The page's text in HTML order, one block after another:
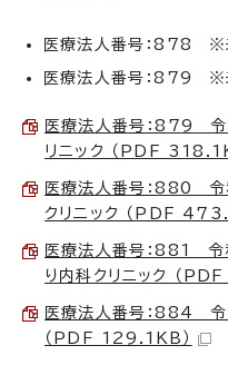
医療法人番号：878 ※
医療法人番号：879 ※
医療法人番号：879
リニック （PDF
医療法人番号：880
クリニック （PDF
医療法人番号：881
り内科クリニック （
医療法人番号：884
（PDF 129.1KB）